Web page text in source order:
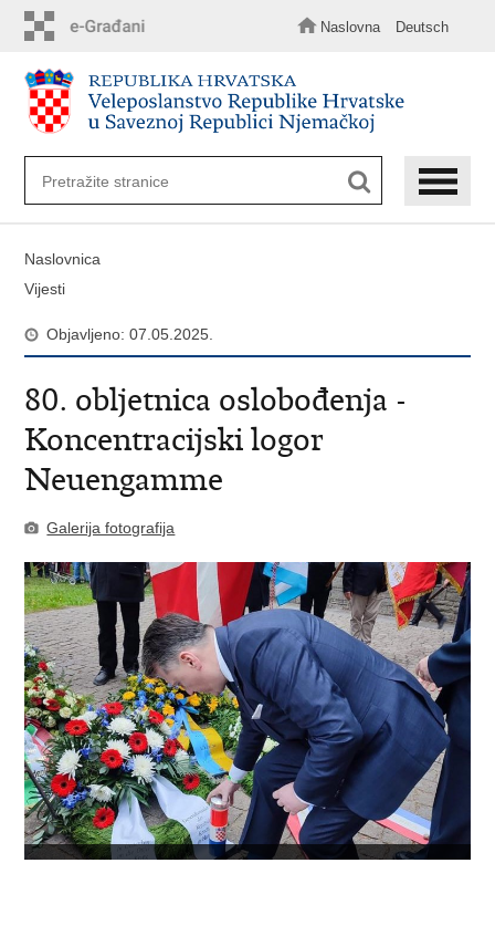
sadržaj
Naslovna Deutsch
Naslovnica
Vijesti
Objavljeno: 07.05.2025.
80. obljetnica oslobođenja -
Koncentracijski logor
Neuengamme
Galerija fotografija